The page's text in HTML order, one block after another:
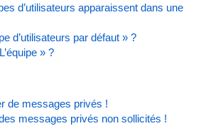
d’utilisateurs apparaissent dans une
d’utilisateurs par défaut » ?
» ?
de messages privés !
messages privés non sollicités !